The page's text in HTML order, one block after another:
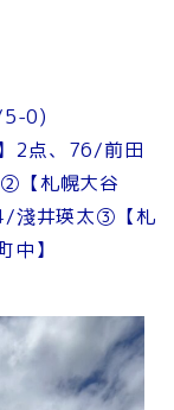
0)
2点、76/前田
【札幌大谷
淺井瑛太③【札
】